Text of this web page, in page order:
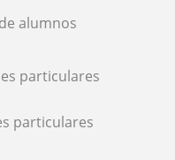
alumnos
particulares
particulares